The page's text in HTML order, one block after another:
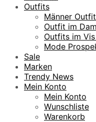
Outfits
Männer
Outfit im
Outfits im
Mode
Sale
Marken
Trendy News
Mein Konto
Mein Konto
Wunschliste
Warenkorb